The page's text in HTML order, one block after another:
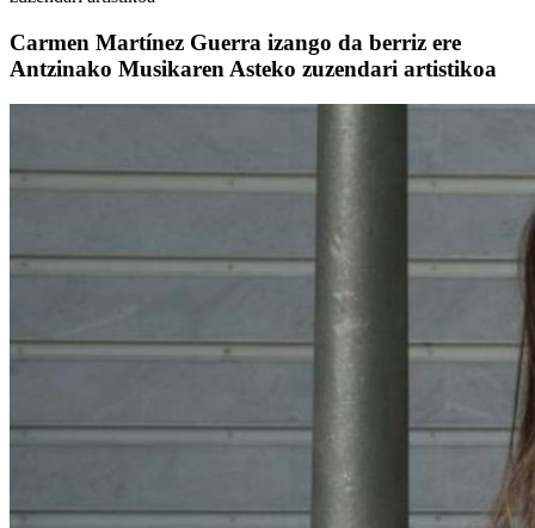
Carmen Martínez Guerra izango da berriz ere
Antzinako Musikaren Asteko zuzendari artistikoa